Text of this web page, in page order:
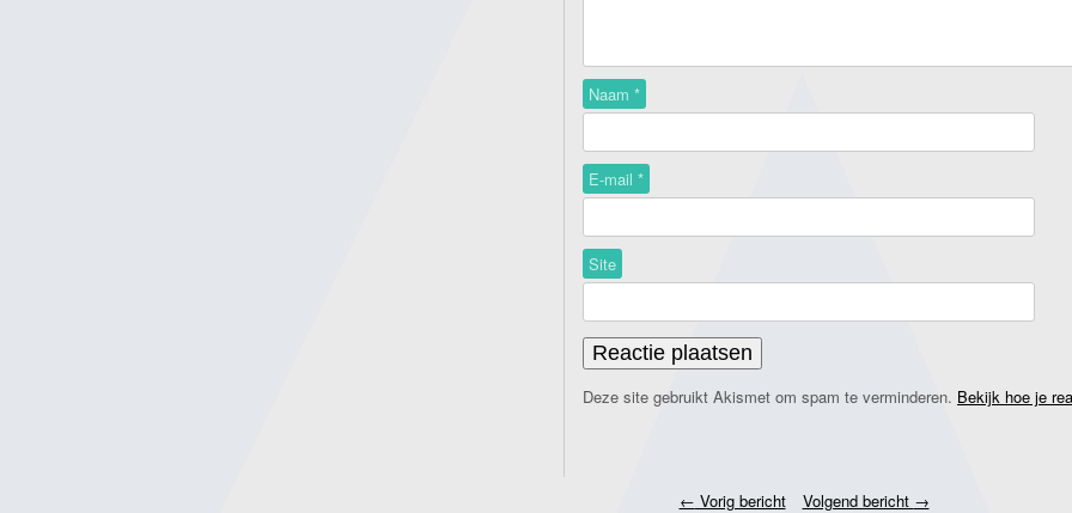
Naam *
E-mail *
Site
Deze site gebruikt Akismet om spam te verminderen. Bekijk hoe je
← Vorig bericht Volgend bericht →